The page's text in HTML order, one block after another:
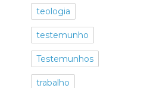
teologia
testemunho
Testemunhos
trabalho